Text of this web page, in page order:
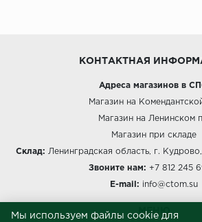
КОНТАКТНАЯ
Адреса магазинов в
Магазин на
Магазин на Ленинском
Магазин при складе
Склад: Ленинградская область, г.
Звоните нам: +7 812 245
E-mail: info@ctom.su
МЕНЮ
Мы используем файлы cookie для